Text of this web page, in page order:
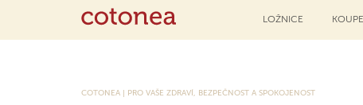
LOŽNICE
COTONEA | PRO VAŠE ZDRAVÍ, BEZPEČNOST A SPOKOJENOST